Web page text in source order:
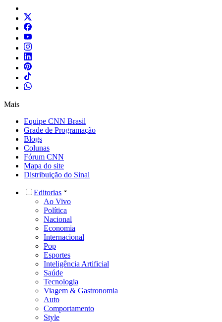
Mais
Equipe CNN Brasil
Grade de Programação
Blogs
Colunas
Fórum CNN
Mapa do site
Distribuição do Sinal
Editorias
Ao Vivo
Política
Nacional
Economia
Internacional
Pop
Esportes
Inteligência Artificial
Saúde
Tecnologia
Viagem & Gastronomia
Auto
Comportamento
Style